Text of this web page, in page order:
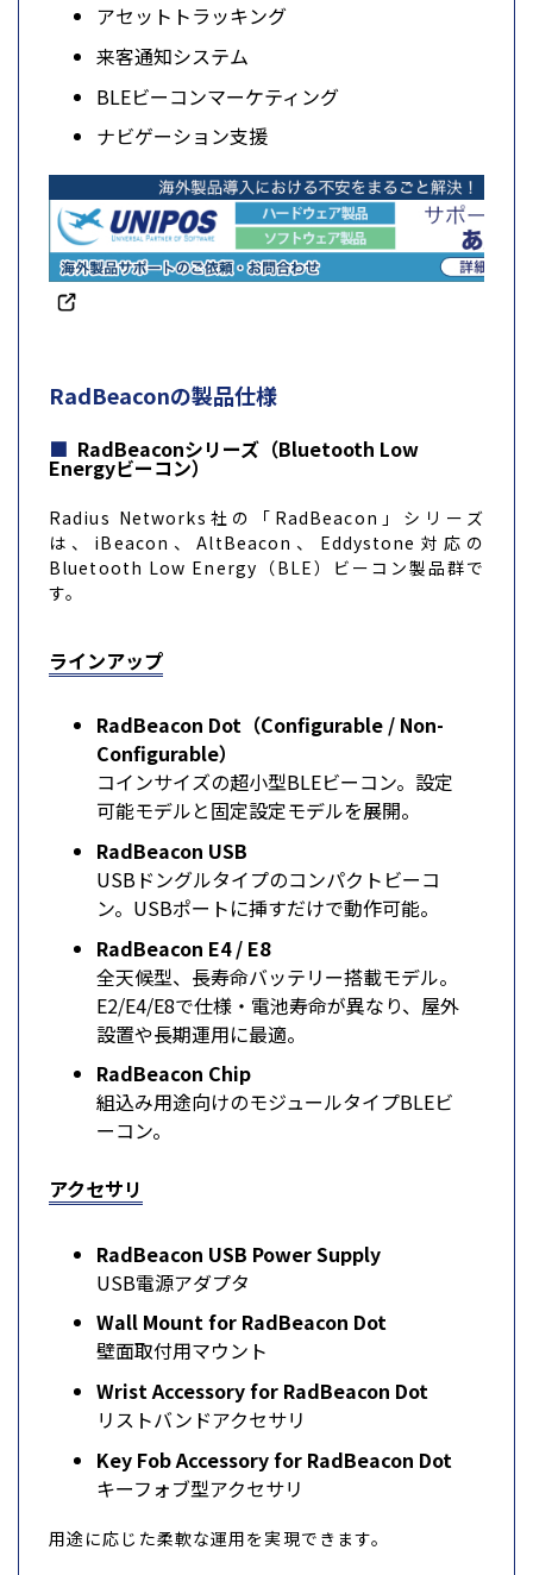
アセットトラッキング
来客通知システム
BLEビーコンマーケティング
ナビゲーション支援
RadBeaconの製品仕様
RadBeaconシリーズ（Bluetooth Low
Energyビーコン）
Radius Networks社の「RadBeacon」シリーズ
は、iBeacon、AltBeacon、Eddystone対応の
Bluetooth Low Energy（BLE）ビーコン製品群で
す。
ラインアップ
RadBeacon Dot（Configurable / Non-
Configurable）
コインサイズの超小型BLEビーコン。設定
可能モデルと固定設定モデルを展開。
RadBeacon USB
USBドングルタイプのコンパクトビーコ
ン。USBポートに挿すだけで動作可能。
RadBeacon E4 / E8
全天候型、長寿命バッテリー搭載モデル。
E2/E4/E8で仕様・電池寿命が異なり、屋外
設置や長期運用に最適。
RadBeacon Chip
組込み用途向けのモジュールタイプBLEビ
ーコン。
アクセサリ
RadBeacon USB Power Supply
USB電源アダプタ
Wall Mount for RadBeacon Dot
壁面取付用マウント
Wrist Accessory for RadBeacon Dot
リストバンドアクセサリ
Key Fob Accessory for RadBeacon Dot
キーフォブ型アクセサリ
用途に応じた柔軟な運用を実現できます。